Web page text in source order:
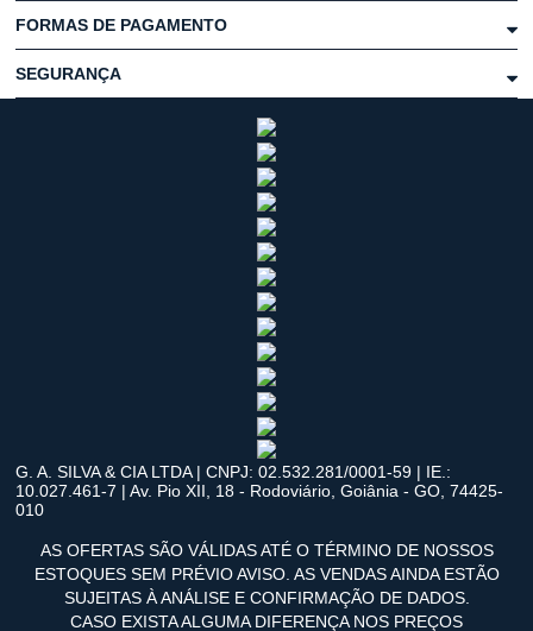
FORMAS DE PAGAMENTO
SEGURANÇA
G. A. SILVA & CIA LTDA | CNPJ: 02.532.281/0001-59 | IE.:
10.027.461-7 | Av. Pio XII, 18 - Rodoviário, Goiânia - GO, 74425-
010
AS OFERTAS SÃO VÁLIDAS ATÉ O TÉRMINO DE NOSSOS
ESTOQUES SEM PRÉVIO AVISO. AS VENDAS AINDA ESTÃO
SUJEITAS À ANÁLISE E CONFIRMAÇÃO DE DADOS.
CASO EXISTA ALGUMA DIFERENÇA NOS PREÇOS